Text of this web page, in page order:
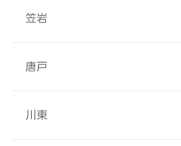
笠岩
唐戸
川東